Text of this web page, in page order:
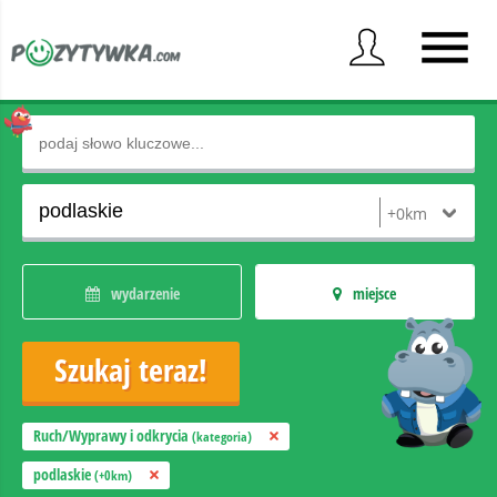
wydarzenie miejsce
Ruch/Wyprawy i odkrycia (kategoria)
podlaskie (+0km)